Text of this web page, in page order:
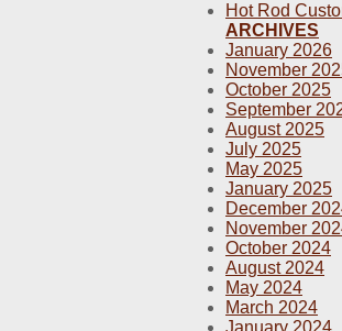
Hot Rod
ARCHIVES
January 2026
November
October 2025
September
August 2025
July 2025
May 2025
January 2025
December
November
October 2024
August 2024
May 2024
March 2024
January 2024